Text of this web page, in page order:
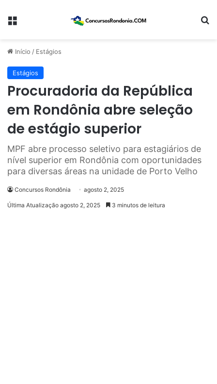
Menu
Início / Estágios
Estágios
Procuradoria da República
em Rondônia abre seleção
de estágio superior
MPF abre processo seletivo para estagiários de
nível superior em Rondônia com oportunidades
para diversas áreas na unidade de Porto Velho
Concursos Rondônia agosto 2, 2025
Última Atualização agosto 2, 2025 3 minutos de leitura